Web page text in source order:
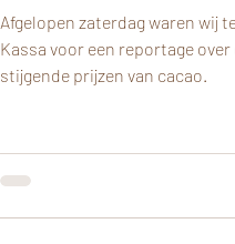
Afgelopen zaterdag waren wij
Kassa voor een reportage
stijgende prijzen van cacao.